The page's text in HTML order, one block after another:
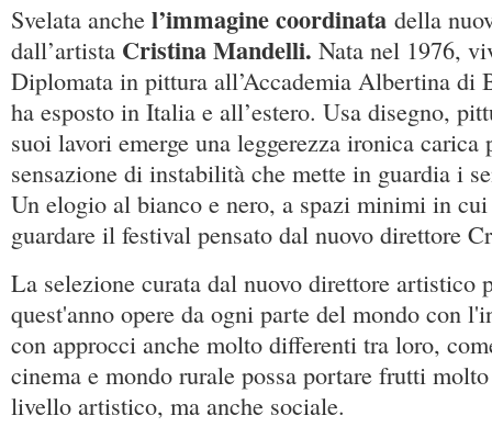
Svelata anche l’immagine coordinata della
dall’artista Cristina Mandelli. Nata nel 1976,
Diplomata in pittura all’Accademia Albertina
ha esposto in Italia e all’estero. Usa disegno,
suoi lavori emerge una leggerezza ironica carica
sensazione di instabilità che mette in guardia i
Un elogio al bianco e nero, a spazi minimi in
guardare il festival pensato dal nuovo direttore
La selezione curata dal nuovo direttore artistico
quest'anno opere da ogni parte del mondo con
con approcci anche molto differenti tra loro,
cinema e mondo rurale possa portare frutti
livello artistico, ma anche sociale.